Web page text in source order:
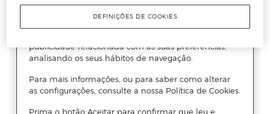
DEFINIÇÕES DE COOKIES